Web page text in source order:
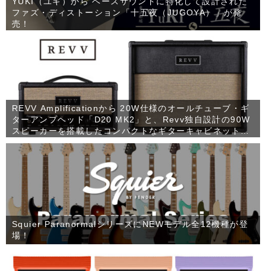
ファズ・ディストーション「十五夜（JUGOYA）」が発
売！
REVV Amplificationから 20W仕様のオールチューブ・ギ
ターアンプヘッド「D20 MK2」と、Revv独自設計の90W
スピーカーを搭載したコンパクトなギターキャビネット
「1×12 RV90」が発売！
Squier ParanormalシリーズにNEWモデル全12機種が登
場！